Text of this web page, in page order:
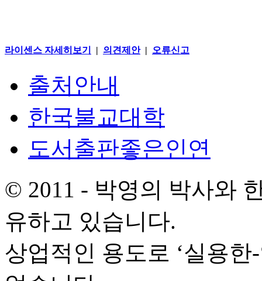
라이센스 자세히보기 | 의견제안| 오류신고
출처안내
한국불교대학
도서출판좋은인연
© 2011 - 박영의 박사와
유하고 있습니다.
상업적인 용도로 ‘실용